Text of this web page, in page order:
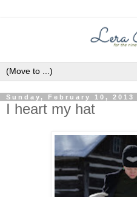
Sunday, February 10, 2013
I heart my hat